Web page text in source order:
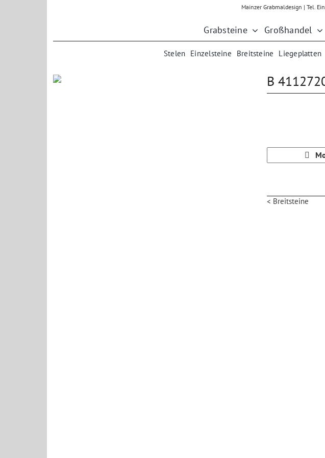
Mainzer Grabmaldesign | Tel.
Grabsteine Großhandel
Stelen Einzelsteine Breitsteine Liegeplatten
B
< Breitsteine